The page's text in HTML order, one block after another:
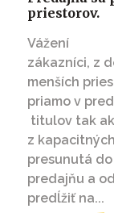
priestorov.
Vážení
zákazníci, z
menších
priamo v
titulov tak
z
presunutá
predajňu a
predĺžiť na...